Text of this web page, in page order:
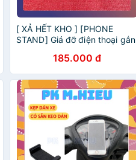
[ XẢ HẾT KHO ] [PHONE
STAND] Giá đỡ điện thoại gắn
thoai chắc chắn siêu bền
(MÀU ĐEN)
185.000 đ